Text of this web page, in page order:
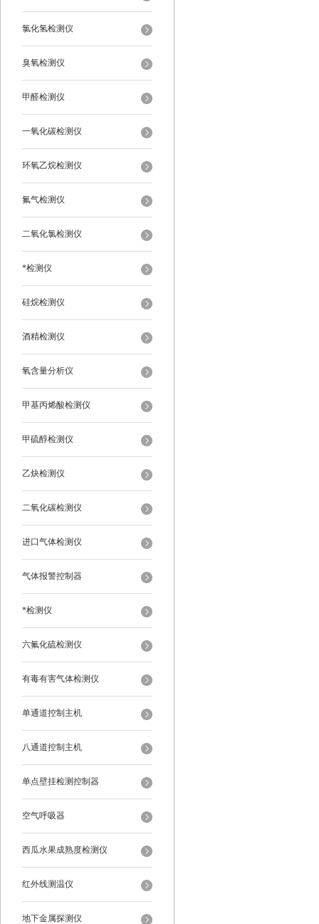
氯化氢检测仪
臭氧检测仪
甲醛检测仪
一氧化碳检测仪
环氧乙烷检测仪
氟气检测仪
二氧化氯检测仪
*检测仪
硅烷检测仪
酒精检测仪
氧含量分析仪
甲基丙烯酸检测仪
甲硫醇检测仪
乙炔检测仪
二氧化碳检测仪
进口气体检测仪
气体报警控制器
*检测仪
六氟化硫检测仪
有毒有害气体检测仪
单通道控制主机
八通道控制主机
单点壁挂检测控制器
空气呼吸器
西瓜水果成熟度检测仪
红外线测温仪
地下金属探测仪